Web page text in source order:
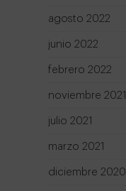
agosto 2022
junio 2022
febrero 2022
noviembre 2021
julio 2021
marzo 2021
diciembre 2020